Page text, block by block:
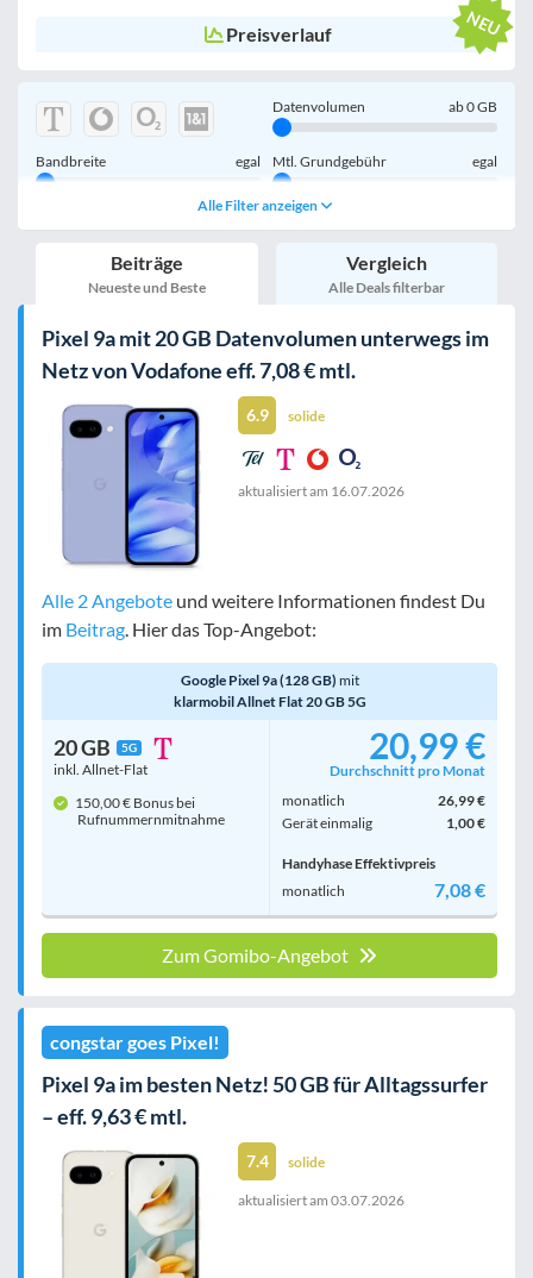
Preisverlauf
Datenvolumen ab0GB
Bandbreite egal Mtl. Grundgebühr egal
egal
inkl. Young-Tarife
nur 5G-Tarife inkl. Kombi-Tarife
mobile Festnetznummer
egal
nur 5G-Handys
Alle Filter anzeigen
Beiträge
Neueste und Beste
Vergleich
Alle Deals filterbar
Pixel 9a mit 20 GB Datenvolumen unterwegs im
Netz von Vodafone eff. 7,08 € mtl.
6.9 solide
aktualisiert am 16.07.2026
Alle 2 Angebote und weitere Informationen findest Du
im Beitrag. Hier das Top-Angebot:
Google Pixel 9a (128 GB) mit
klarmobil Allnet Flat 20 GB 5G
20 GB 5G
inkl. Allnet-Flat
150,00 € Bonus bei
Rufnummern­mitnahme
20,99 €
Durchschnitt pro Monat
monatlich
26,99 €
Gerät einmalig
1,00 €
Handyhase Effektivpreis
monatlich
7,08 €
Zum Gomibo-Angebot
congstar goes Pixel!
Pixel 9a im besten Netz! 50 GB für Alltagssurfer
– eff. 9,63 € mtl.
7.4 solide
aktualisiert am 03.07.2026